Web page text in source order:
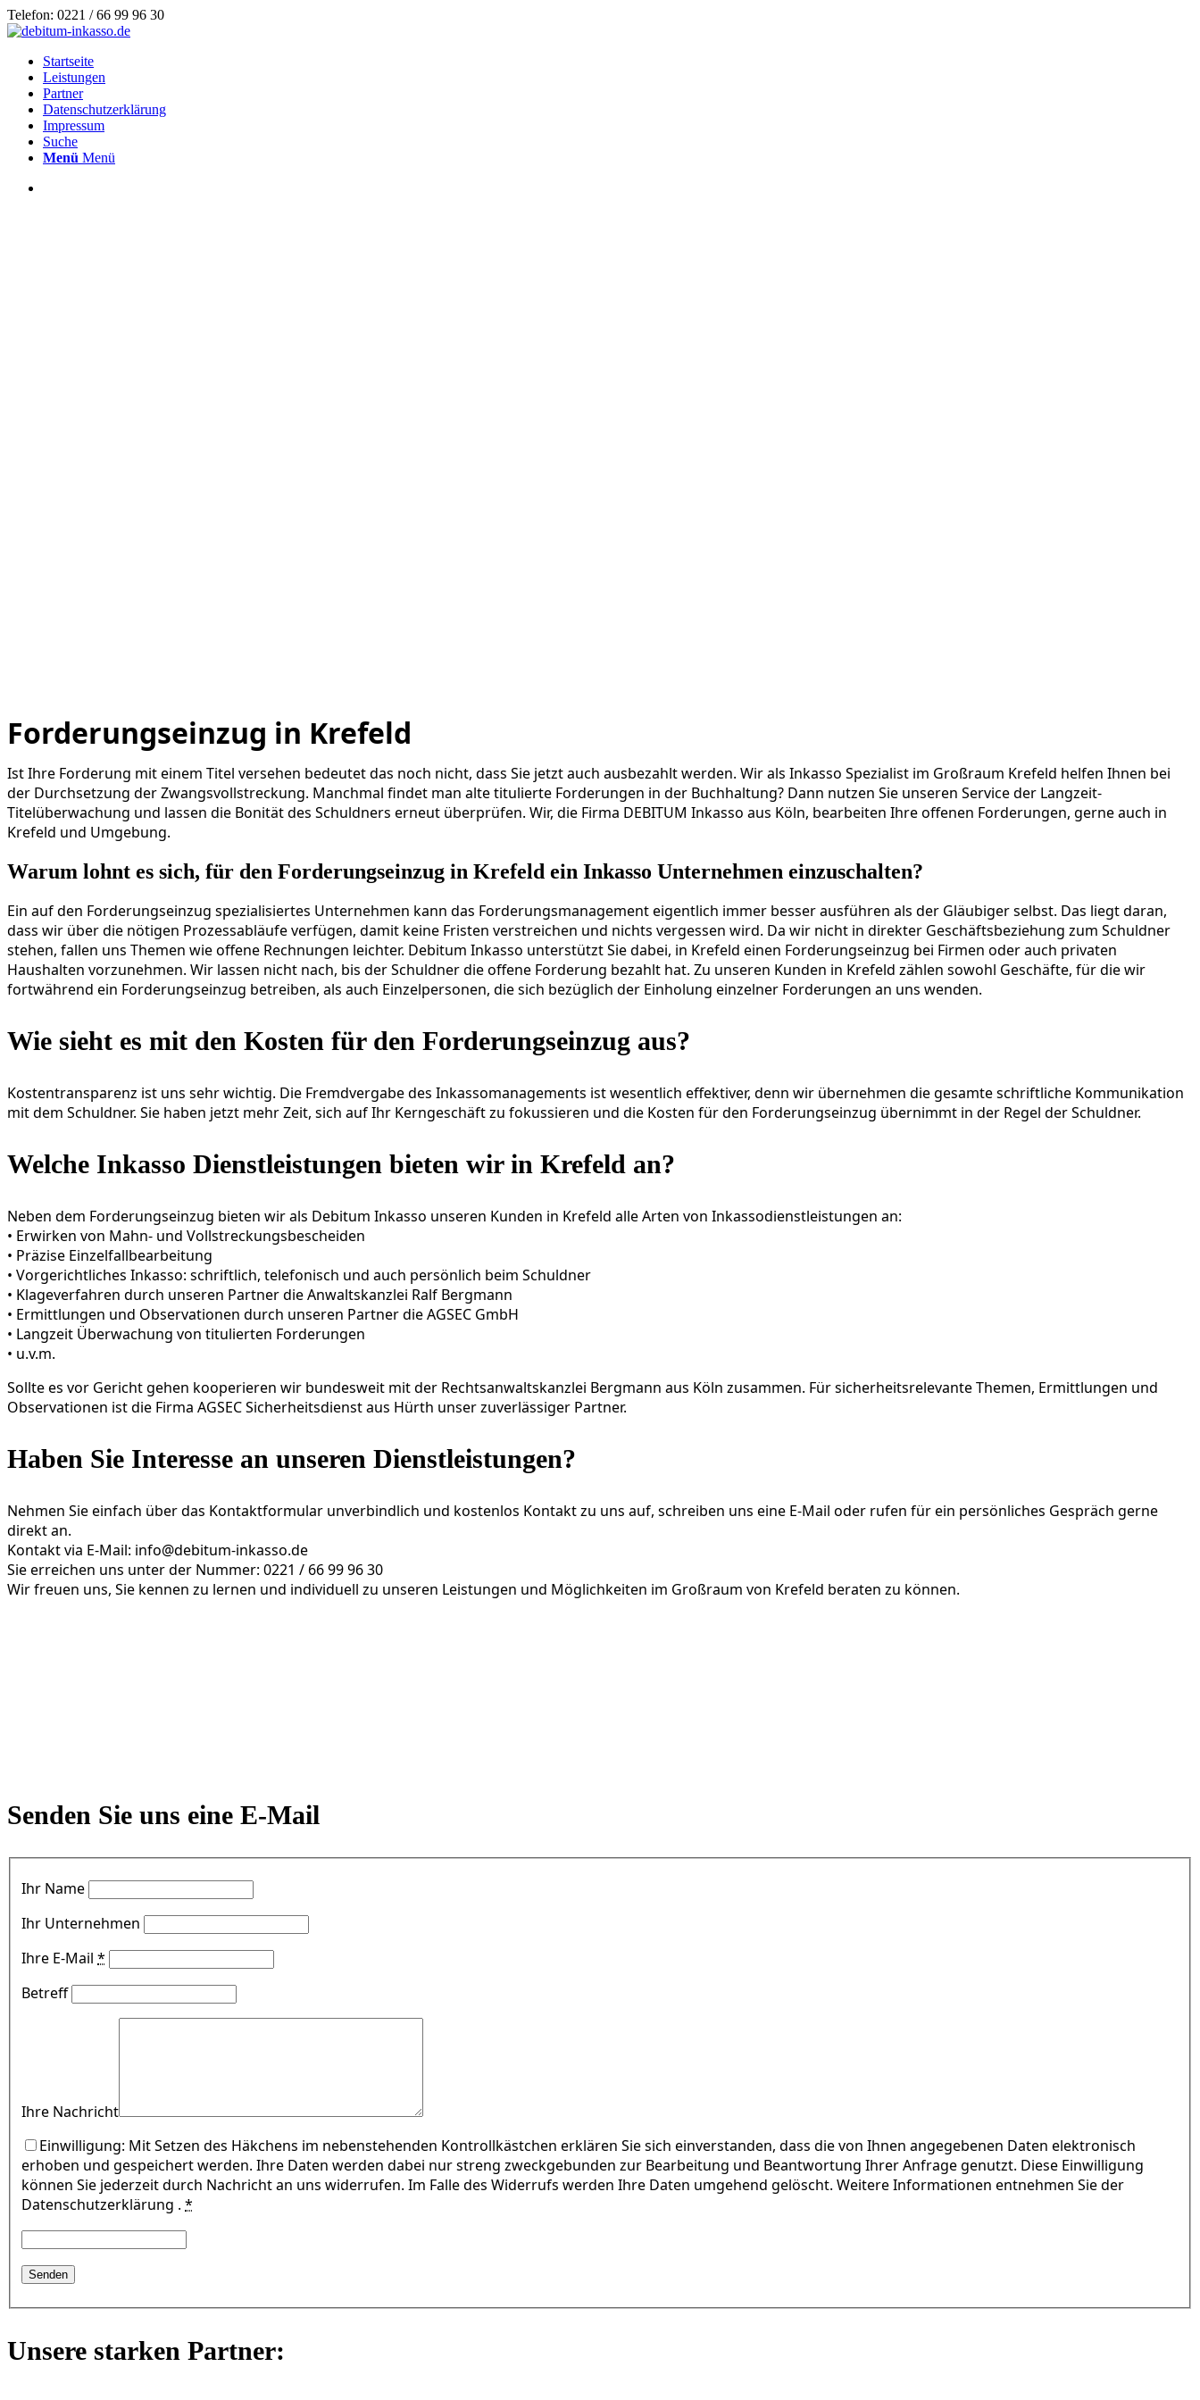
Telefon: 0221 / 66 99 96 30
Startseite
Leistungen
Partner
Datenschutzerklärung
Impressum
Suche
Menü Menü
Forderungseinzug in Krefeld
Ist Ihre Forderung mit einem Titel versehen bedeutet das noch nicht, dass Sie jetzt auch ausbezahlt werden. Wir als Inkasso Spezialist im Großraum Krefeld helfen Ihnen bei
der Durchsetzung der Zwangsvollstreckung. Manchmal findet man alte titulierte Forderungen in der Buchhaltung? Dann nutzen Sie unseren Service der Langzeit-
Titelüberwachung und lassen die Bonität des Schuldners erneut überprüfen. Wir, die Firma DEBITUM Inkasso aus Köln, bearbeiten Ihre offenen Forderungen, gerne auch in
Krefeld und Umgebung.
Warum lohnt es sich, für den Forderungseinzug in Krefeld ein Inkasso Unternehmen einzuschalten?
Ein auf den Forderungseinzug spezialisiertes Unternehmen kann das Forderungsmanagement eigentlich immer besser ausführen als der Gläubiger selbst. Das liegt daran,
dass wir über die nötigen Prozessabläufe verfügen, damit keine Fristen verstreichen und nichts vergessen wird. Da wir nicht in direkter Geschäftsbeziehung zum Schuldner
stehen, fallen uns Themen wie offene Rechnungen leichter. Debitum Inkasso unterstützt Sie dabei, in Krefeld einen Forderungseinzug bei Firmen oder auch privaten
Haushalten vorzunehmen. Wir lassen nicht nach, bis der Schuldner die offene Forderung bezahlt hat. Zu unseren Kunden in Krefeld zählen sowohl Geschäfte, für die wir
fortwährend ein Forderungseinzug betreiben, als auch Einzelpersonen, die sich bezüglich der Einholung einzelner Forderungen an uns wenden.
Wie sieht es mit den Kosten für den Forderungseinzug aus?
Kostentransparenz ist uns sehr wichtig. Die Fremdvergabe des Inkassomanagements ist wesentlich effektiver, denn wir übernehmen die gesamte schriftliche Kommunikation
mit dem Schuldner. Sie haben jetzt mehr Zeit, sich auf Ihr Kerngeschäft zu fokussieren und die Kosten für den Forderungseinzug übernimmt in der Regel der Schuldner.
Welche Inkasso Dienstleistungen bieten wir in Krefeld an?
Neben dem Forderungseinzug bieten wir als Debitum Inkasso unseren Kunden in Krefeld alle Arten von Inkassodienstleistungen an:
• Erwirken von Mahn- und Vollstreckungsbescheiden
• Präzise Einzelfallbearbeitung
• Vorgerichtliches Inkasso: schriftlich, telefonisch und auch persönlich beim Schuldner
• Klageverfahren durch unseren Partner die Anwaltskanzlei Ralf Bergmann
• Ermittlungen und Observationen durch unseren Partner die AGSEC GmbH
• Langzeit Überwachung von titulierten Forderungen
• u.v.m.
Sollte es vor Gericht gehen kooperieren wir bundesweit mit der Rechtsanwaltskanzlei Bergmann aus Köln zusammen. Für sicherheitsrelevante Themen, Ermittlungen und
Observationen ist die Firma AGSEC Sicherheitsdienst aus Hürth unser zuverlässiger Partner.
Haben Sie Interesse an unseren Dienstleistungen?
Nehmen Sie einfach über das Kontaktformular unverbindlich und kostenlos Kontakt zu uns auf, schreiben uns eine E-Mail oder rufen für ein persönliches Gespräch gerne
direkt an.
Kontakt via E-Mail: info@debitum-inkasso.de
Sie erreichen uns unter der Nummer: 0221 / 66 99 96 30
Wir freuen uns, Sie kennen zu lernen und individuell zu unseren Leistungen und Möglichkeiten im Großraum von Krefeld beraten zu können.
Senden Sie uns eine E-Mail
Ihr Name
Ihr Unternehmen
Ihre E-Mail *
Betreff
Ihre Nachricht
Einwilligung: Mit Setzen des Häkchens im nebenstehenden Kontrollkästchen erklären Sie sich einverstanden, dass die von Ihnen angegebenen Daten elektronisch
erhoben und gespeichert werden. Ihre Daten werden dabei nur streng zweckgebunden zur Bearbeitung und Beantwortung Ihrer Anfrage genutzt. Diese Einwilligung
können Sie jederzeit durch Nachricht an uns widerrufen. Im Falle des Widerrufs werden Ihre Daten umgehend gelöscht. Weitere Informationen entnehmen Sie der
Datenschutzerklärung . *
Unsere starken Partner: